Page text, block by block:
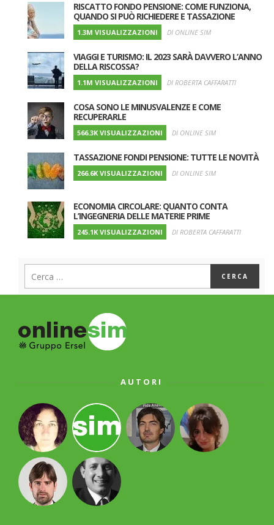
RISCATTO FONDO PENSIONE: COME FUNZIONA,
QUANDO SI PUÒ RICHIEDERE E TASSAZIONE
1.3M VISUALIZZAZIONI DI ONLINE SIM
VIAGGI E TURISMO: IL 2023 SARÀ DAVVERO L’ANNO
DELLA RISCOSSA?
1.1M VISUALIZZAZIONI DI ROBERTA CAFFARATTI
COSA SONO LE MINUSVALENZE E COME
RECUPERARLE
566.3K VISUALIZZAZIONI DI ONLINE SIM
TASSAZIONE FONDI PENSIONE: TUTTE LE NOVITÀ
266.6K VISUALIZZAZIONI DI ONLINE SIM
ECONOMIA CIRCOLARE: QUANTO CONTA
L’INGEGNERIA DELLE MATERIE PRIME
245.1K VISUALIZZAZIONI DI ROBERTA CAFFARATTI
AUTORI